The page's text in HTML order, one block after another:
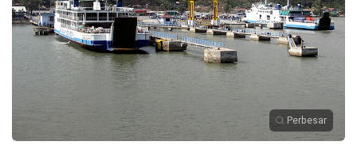
Perbesar